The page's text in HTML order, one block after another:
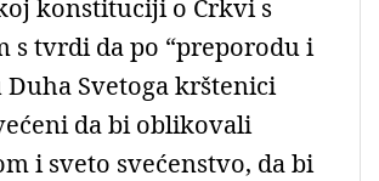
konstituciji o Crkvi s
s tvrdi da po “preporodu i
Svetoga krštenici
da bi oblikovali
i sveto svećenstvo, da bi